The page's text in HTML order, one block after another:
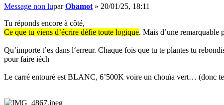
Message non luparObamot » 20/01/25, 18:11
Tu réponds encore à côté,
Ce que tu viens d’écrire défie toute logique. Mais d’une remarquable
Qu’importe t’es dans l‘erreur. Chaque fois que tu te plantes tu
pour faire iéch
Le carré entouré est BLANC, 6’500K voire un chouïa vert… (donc